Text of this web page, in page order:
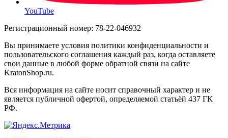
YouTube
Регистрационный номер: 78-22-046932
Вы принимаете условия политики конфиденциальности и
пользовательского соглашения каждый раз, когда оставляете
свои данные в любой форме обратной связи на сайте
KratonShop.ru.
Вся информация на сайте носит справочный характер и не
является публичной офертой, определяемой статьёй 437 ГК
РФ.